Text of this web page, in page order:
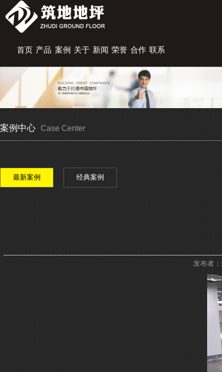
首页 产品
展示
案例
中心
关于
筑地
新闻
资讯
荣誉 合作
伙伴
联系
我们
案例中心 Case Center
最新案例 经典案例
发布者